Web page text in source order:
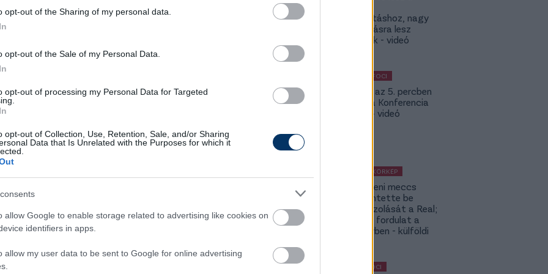
opt-out of the Sharing of my personal data.
opt-out of the Sale of my Personal Data.
opt-out of processing my Personal Data for Targeted
opt-out of Collection, Use, Retention, Sale, and/or Sharing
Data that Is Unrelated with the Purposes for which it
allow Google to enable storage related to advertising like cookies on
identifiers in apps.
allow my user data to be sent to Google for online advertising
átigazolási piacon. Folyamatosan frissülő
és Kerkezről is olvashatsz - csak
a híreket egy nap többször is.
"Többet keresek az iskolában,
sportigazgatóként" - a
meglepő lépéséről
Péter váratlanul, de közel sem
pedig az egyik fő letéteményese volt
mellett döntött, szerinte az élvonalra már nem
ideje úgy, ahogy kellene, de beszélt arról is a
majd, ha helyt akarnak állni a csapat
első NB I-es idényében. Interjú.
továbbjutáshoz, nagy
feltámadásra lesz
szükségük - videó
KÜLFÖLDI FOCI
Bolla már az 5. percben
betalált a Konferencia
Ligában – videó
KÜLFÖLDI KÖRKÉP
A Fradi elleni meccs
előtt jelentette be
rekordigazolását a Real;
hatalmas fordulat a
Rodri-ügyben - külföldi
MAGYAR FOCI